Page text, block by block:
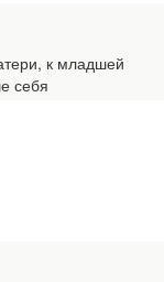
к младшей
себя